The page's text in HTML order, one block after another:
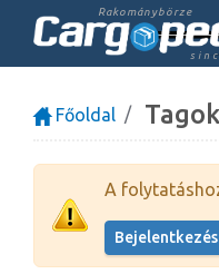
Rakománybörze
Főoldal
A
Bejelentkezés